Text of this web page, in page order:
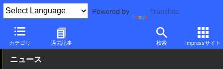
Powered by Translate
カテゴリ 過去記事 検索 Impressサイト
PC Watch パソコン/タブレット/スマートフォン ゲーミングパソ
ニュース